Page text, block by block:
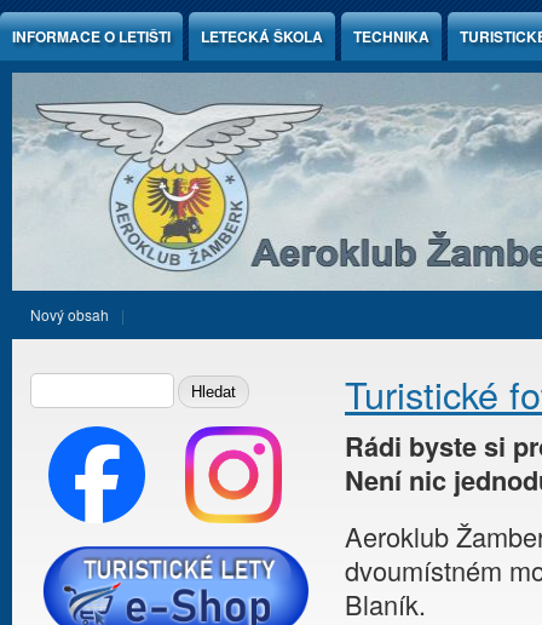
Jump to Content
INFORMACE O LETIŠTI LETECKÁ ŠKOLA TECHNIKA
Nový obsah
Turistické
Rádi byste si
Není nic
Aeroklub
dvoumístném
Blaník.
Vyhledávání